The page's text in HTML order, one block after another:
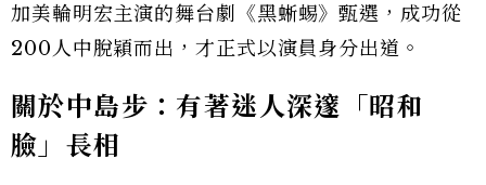
加美輪明宏主演的舞台劇《黑蜥蜴》甄選，成功從
200人中脫穎而出，才正式以演員身分出道。
關於中島步：有著迷人深邃「昭和
臉」長相